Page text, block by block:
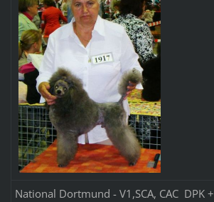
National Dortmund - V1,SCA, CAC DPK +